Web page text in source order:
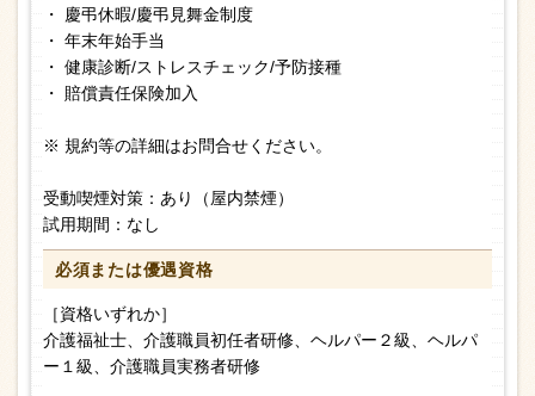
・ 慶弔休暇/慶弔見舞金制度
・ 年末年始手当
・ 健康診断/ストレスチェック/予防接種
・ 賠償責任保険加入
※ 規約等の詳細はお問合せください。
受動喫煙対策：あり（屋内禁煙）
試用期間：なし
必須または優遇資格
［資格いずれか］
介護福祉士、介護職員初任者研修、ヘルパー２級、ヘルパ
ー１級、介護職員実務者研修